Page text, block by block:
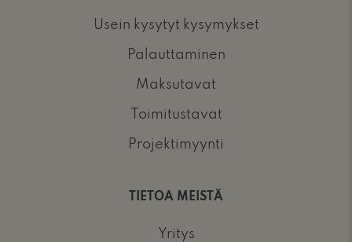
Usein kysytyt kysymykset
Palauttaminen
Maksutavat
Toimitustavat
Projektimyynti
TIETOA MEISTÄ
Yritys